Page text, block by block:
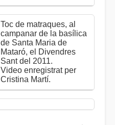
Toc de matraques, al
campanar de la basílica
de Santa Maria de
Mataró, el Divendres
Sant del 2011.
Video enregistrat per
Cristina Martí.